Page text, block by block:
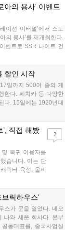
쿠폰과 한정 스
들의 기대를 모
아의 용사' 이벤트
이션 이터널’에서 스토
의 용사’를 재개최한다.
벤트로 SSR 나이트 건
3,000개를 지급하며,
특별 프로그램을 시청
할인 시작
일까지 500여 종의 게
한다. 페치카 등 다양한
다. 15일에는 1920년대
부터 17일까지는 국내
', 직접 해봤
복귀 이용자를
습니다. 이는 단
릭터 육성, 올비
계 과정을 통해
은별 무기, 카라
있습니다....
2
릭하우스'
스가 문을 열었다. 네오
나와 세운 회사다. 본부
동대표를, 중국사업실